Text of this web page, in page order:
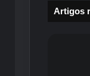
Artigos